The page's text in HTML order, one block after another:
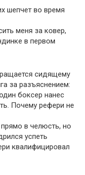
шепчет во время
меня за ковер,
в первом
сидящему
за разъяснением:
боксер нанес
Почему рефери не
в челюсть, но
успеть
квалифицировал